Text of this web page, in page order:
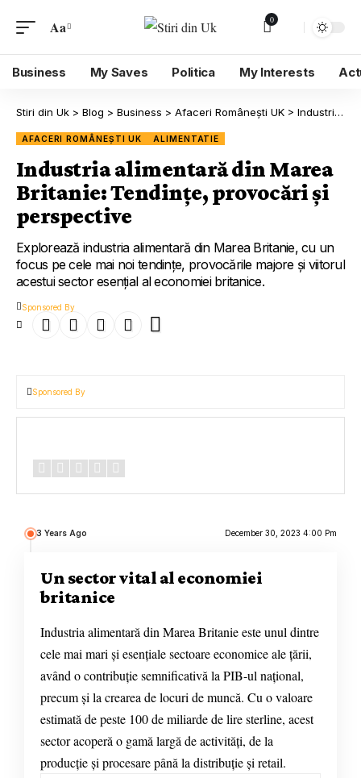
Aa 0
Business My Saves Politica My Interests
Stiri din Uk > Blog > Business > Afaceri Românești UK > Industria alimentară din Marea Britanie: Tendințe, provocări și perspective
AFACERI ROMÂNEȘTI UK ALIMENTATIE
Industria alimentară din Marea
Britanie: Tendințe, provocări și
perspective
Explorează industria alimentară din Marea Britanie, cu un
focus pe cele mai noi tendințe, provocările majore și viitorul
acestui sector esențial al economiei britanice.
Sponsored By
Sponsored By
3 Years Ago December 30, 2023 4:00 Pm
Un sector vital al economiei
britanice
Industria alimentară din Marea Britanie este unul dintre
cele mai mari și esențiale sectoare economice ale țării,
având o contribuție semnificativă la PIB-ul național,
precum și la crearea de locuri de muncă. Cu o valoare
estimată de peste 100 de miliarde de lire sterline, acest
sector acoperă o gamă largă de activități, de la
producție și procesare până la distribuție și retail.